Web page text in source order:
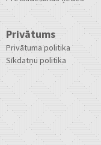
Privātums
Privātuma politika
Sīkdatņu politika